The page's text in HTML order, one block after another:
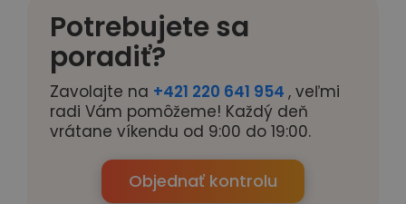
Potrebujete sa
poradiť?
Zavolajte na +421 220 641 954 , veľmi
radi Vám pomôžeme! Každý deň
vrátane víkendu od 9:00 do 19:00.
Objednať kontrolu